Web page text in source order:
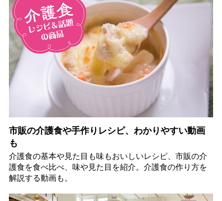
市販の介護食や手作りレシピ、わかりやすい動画
も
介護食の基本や見た目も味もおいしいレシピ、市販の介
護食を食べ比べ、味や見た目を紹介。介護食の作り方を
解説する動画も。